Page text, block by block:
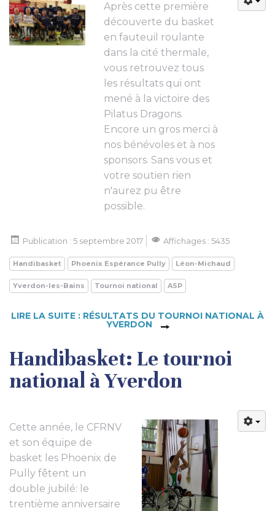
Après cette première
découverte du basket
en fauteuil roulante
dans la cité thermale,
vous retrouvez tous
les résultats qui ont
mené à la victoire des
Pilatus Dragons.
Encore un gros merci à
nos bénévoles et à nos
sponsors. Sans vous et
votre soutien rien
n'aurez pu être
possible.
Publication : 5 septembre 2017 Affichages : 5435
Handibasket Phoenix Espérance Pully Léon-Michaud
Yverdon-les-Bains Tournoi national ASP
LIRE LA SUITE : RÉSULTATS DU TOURNOI NATIONAL À
YVERDON
Handibasket: Le tournoi
national à Yverdon
Cette année, le CFRNV
et son équipe de
basket les Phoenix de
Pully fêtent un
double jubilé: le
trentième anniversaire